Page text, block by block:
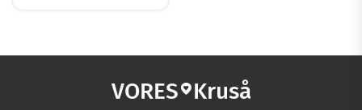
VORES Kruså